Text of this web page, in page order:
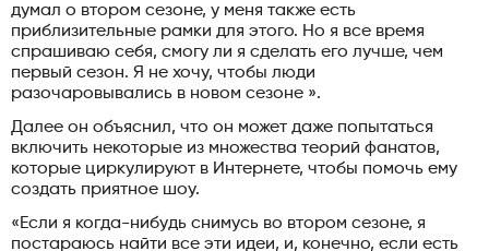
думал о втором сезоне, у меня также есть
приблизительные рамки для этого. Но я все время
спрашиваю себя, смогу ли я сделать его лучше, чем
первый сезон. Я не хочу, чтобы люди
разочаровывались в новом сезоне ».
Далее он объяснил, что он может даже попытаться
включить некоторые из множества теорий фанатов,
которые циркулируют в Интернете, чтобы помочь ему
создать приятное шоу.
«Если я когда-нибудь снимусь во втором сезоне, я
постараюсь найти все эти идеи, и, конечно, если есть